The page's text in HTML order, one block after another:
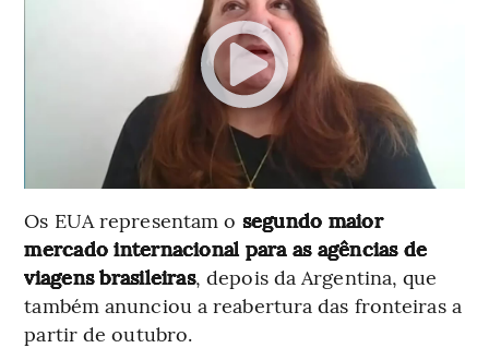
Os EUA representam o segundo maior
mercado internacional para as agências de
viagens brasileiras, depois da Argentina, que
também anunciou a reabertura das fronteiras a
partir de outubro.